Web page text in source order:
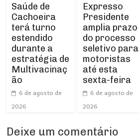
Saúde de
Cachoeira
terá turno
estendido
durante a
estratégia de
Multivacinaç
ão
6 de agosto de
2026
Expresso
Presidente
amplia prazo
do processo
seletivo para
motoristas
até esta
sexta-feira
6 de agosto de
2026
Deixe um comentário